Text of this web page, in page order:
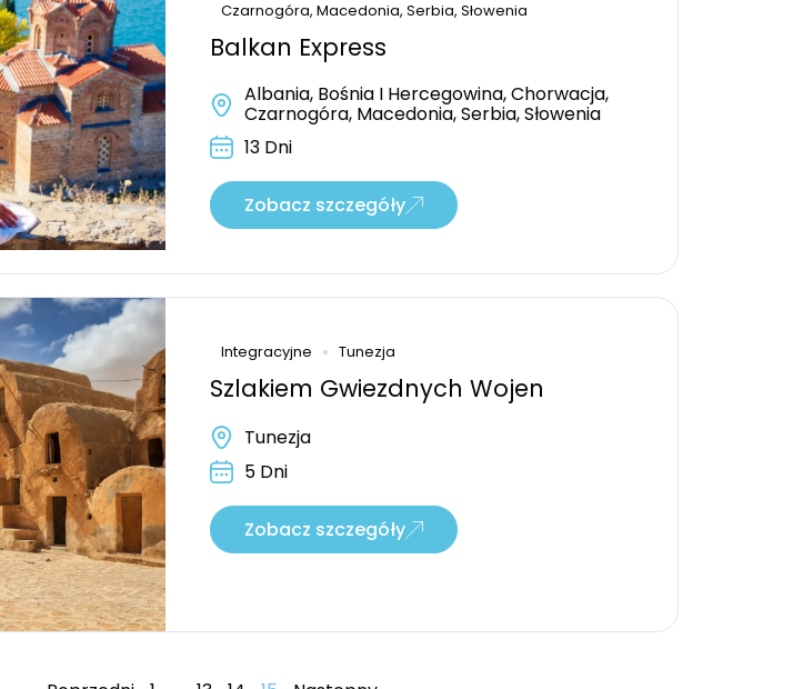
Czarnogóra, Macedonia, Serbia, Słowenia
Balkan Express
Albania, Bośnia I Hercegowina, Chorwacja,
Czarnogóra, Macedonia, Serbia, Słowenia
13 Dni
Zobacz szczegóły
Integracyjne Tunezja
Szlakiem Gwiezdnych Wojen
Tunezja
5 Dni
Zobacz szczegóły